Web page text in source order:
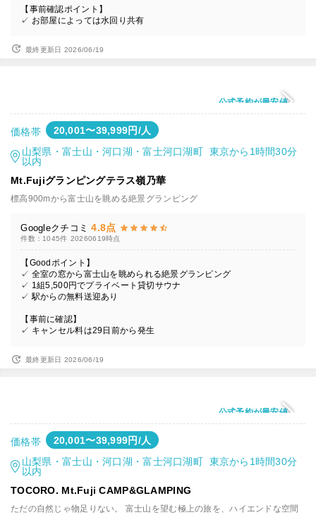
【事前確認ポイント】
✓ お部屋によっては水回り共有
最終更新日 2026/06/19
公式予約が最安値
価格帯
20,001〜39,999円/人
山梨県・富士山・河口湖・富士河口湖町 東京から1時間30分
以内
Mt.Fujiグランピングテラス嶺乃華
標高900mから富士山を眺める絶景グランピング
Googleクチコミ 4.8点
件数：1045件 20260619時点
【Goodポイント】
✓ 全室の窓から富士山を眺められる絶景グランピング
✓ 1組5,500円でプライベート貸切サウナ
✓ 駅からの無料送迎あり
【事前に確認】
✓ キャンセル料は29日前から発生
最終更新日 2026/06/19
公式予約が最安値
価格帯
20,001〜39,999円/人
山梨県・富士山・河口湖・富士河口湖町 東京から1時間30分
以内
TOCORO. Mt.Fuji CAMP&GLAMPING
ただの自然じゃ物足りない。 富士山を望む極上の旅を、ハイエンドな空間